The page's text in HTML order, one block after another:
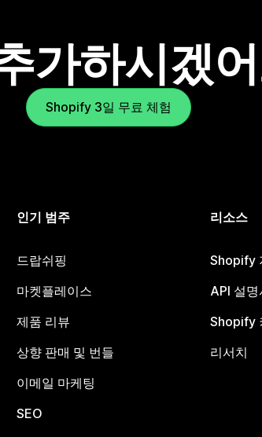
가하시겠
Shopify 3일 무료 체험
인기 범주
드랍쉬핑
마켓플레이스
제품 리뷰
상향 판매 및 번들
이메일 마케팅
SEO
리소스
Shopify
API 설명
Shopify
리서치